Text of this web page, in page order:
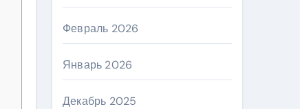
Февраль 2026
Январь 2026
Декабрь 2025